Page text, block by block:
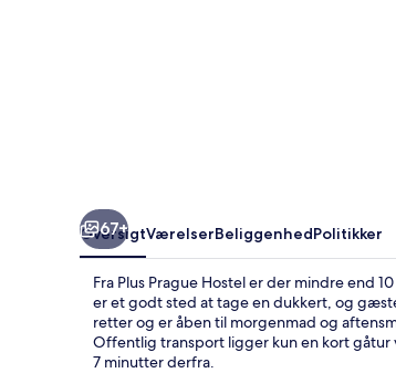
67+
OversigtVærelserBeliggenhedPolitikker
Fra Plus Prague Hostel er der mindre end
er et godt sted at tage en dukkert, og
retter og er åben til morgenmad og
Offentlig transport ligger kun en kort
7 minutter derfra.